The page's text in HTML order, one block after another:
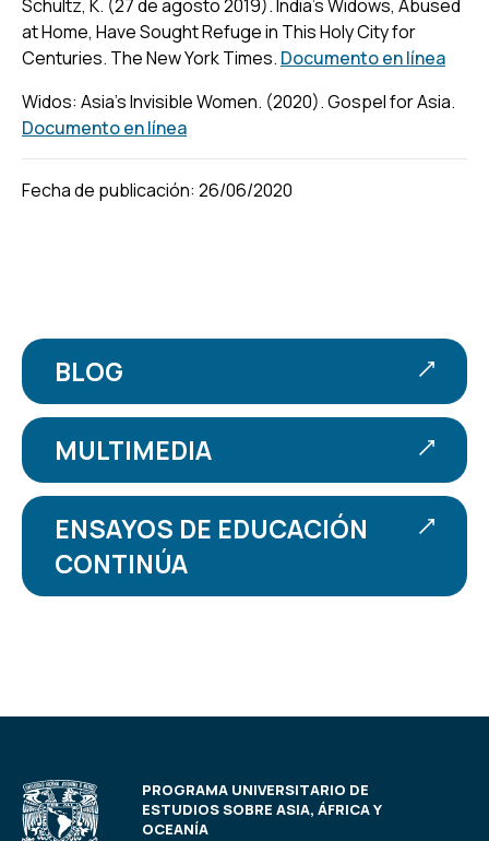
Schultz, K. (27 de agosto 2019). India’s Widows, Abused
at Home, Have Sought Refuge in This Holy City for
Centuries. The New York Times. Documento en línea
Widos: Asia’s Invisible Women. (2020).Gospel for Asia.
Documento en línea
Fecha de publicación: 26/06/2020
BLOG
MULTIMEDIA
ENSAYOS DE EDUCACIÓN
CONTINÚA
PROGRAMA UNIVERSITARIO DE
ESTUDIOS SOBRE ASIA, ÁFRICA Y
OCEANÍA